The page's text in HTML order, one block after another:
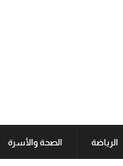
الرياضة الصحة والأسرة